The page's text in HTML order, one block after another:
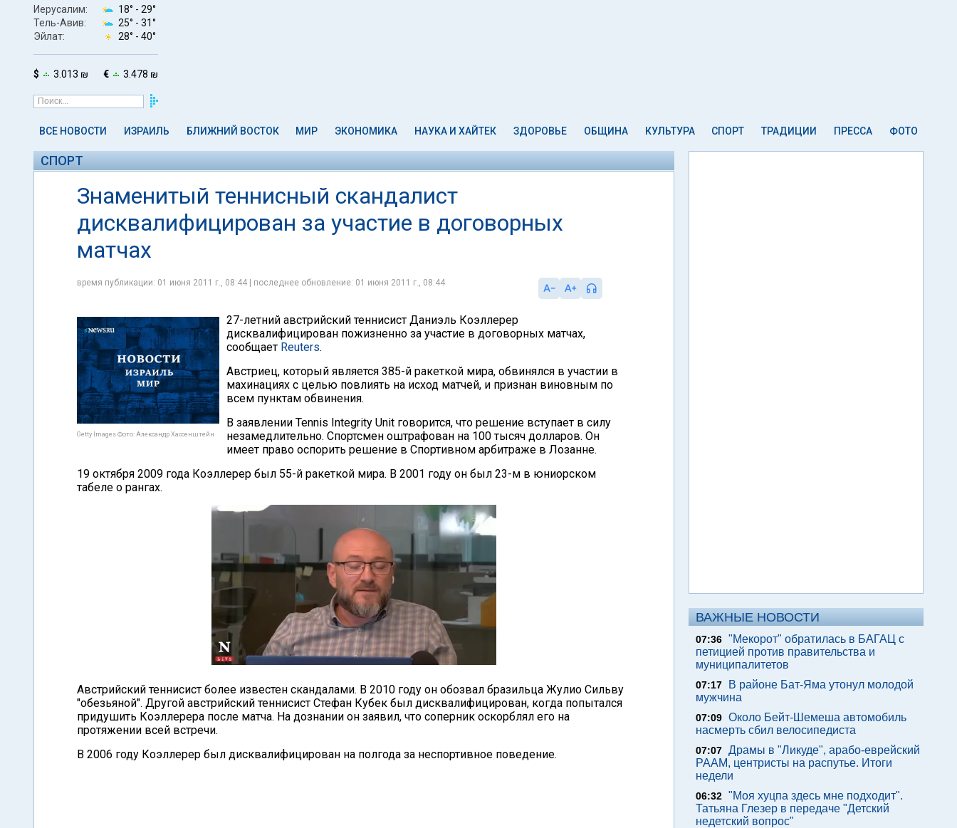
Иерусалим: 18° - 29°
Тель-Авив:
25° - 31°
Эйлат:
28° - 40°
$ 3.013 ₪ € 3.478 ₪
ВСЕ НОВОСТИ ИЗРАИЛЬ БЛИЖНИЙ ВОСТОК МИР ЭКОНОМИКА НАУКА И ХАЙТЕК ЗДОРОВЬЕ ОБЩИНА КУЛЬТУРА СПОРТ ТРАДИЦИИ ПРЕССА ФОТО
СПОРТ
Знаменитый теннисный скандалист
дисквалифицирован за участие в договорных
матчах
время публикации: 01 июня 2011 г., 08:44 | последнее обновление: 01 июня 2011 г., 08:44
Getty Images Фото: Александр Хассенштейн
27-летний австрийский теннисист Даниэль Коэллерер
дисквалифицирован пожизненно за участие в договорных матчах,
сообщает Reuters.
Австриец, который является 385-й ракеткой мира, обвинялся в участии в
махинациях с целью повлиять на исход матчей, и признан виновным по
всем пунктам обвинения.
В заявлении Tennis Integrity Unit говорится, что решение вступает в силу
незамедлительно. Спортсмен оштрафован на 100 тысяч долларов. Он
имеет право оспорить решение в Спортивном арбитраже в Лозанне.
19 октября 2009 года Коэллерер был 55-й ракеткой мира. В 2001 году он был 23-м в юниорском
табеле о рангах.
Австрийский теннисист более известен скандалами. В 2010 году он обозвал бразильца Жулио Сильву
"обезьяной". Другой австрийский теннисист Стефан Кубек был дисквалифицирован, когда попытался
придушить Коэллерера после матча. На дознании он заявил, что соперник оскорблял его на
протяжении всей встречи.
В 2006 году Коэллерер был дисквалифицирован на полгода за неспортивное поведение.
ВАЖНЫЕ НОВОСТИ
07:36 "Мекорот" обратилась в БАГАЦ с
петицией против правительства и
муниципалитетов
07:17
В районе Бат-Яма утонул молодой
мужчина
07:09 Около Бейт-Шемеша автомобиль
насмерть сбил велосипедиста
07:07 Драмы в "Ликуде", арабо-еврейский
РААМ, центристы на распутье. Итоги
недели
06:32 "Моя хуцпа здесь мне подходит".
Татьяна Глезер в передаче "Детский
недетский вопрос"